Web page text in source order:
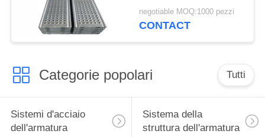
lunghezza di 730 -
3070 millimetri 6 anni
negotiable MOQ:1000 pezzi
CONTACT
Categorie popolari Tutti
Sistemi d'acciaio
dell'armatura
Sistema della
struttura dell'armatura